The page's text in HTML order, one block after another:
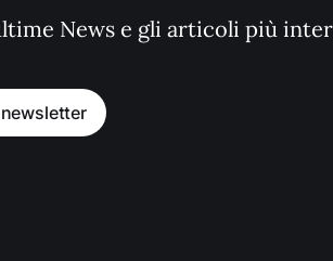
News e gli articoli più